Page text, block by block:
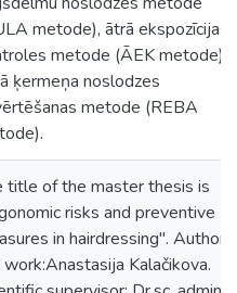
metode), ātrā ekspozīcijas
metode (ĀEK metode),
ķermeņa noslodzes
metode (REBA
title of the master thesis is
risks and preventive
in hairdressing". Author
Kalačikova.